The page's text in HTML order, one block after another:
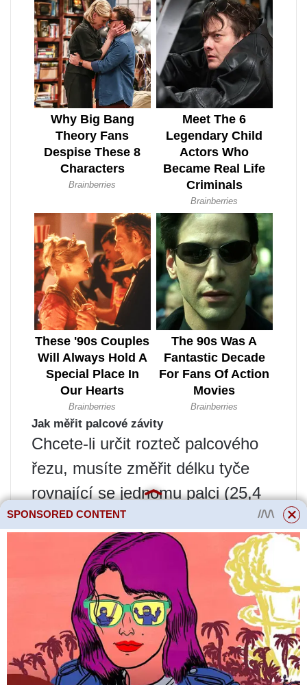
Jak měřit palcové závity
Chcete-li určit rozteč palcového
řezu, musíte změřit délku tyče
rovnající se jednomu palci (25,4
mm). Pro přesné měření je lepší
použít pravítko nebo posuvná
měřítka s palcovou stupnicí.
Počet závitů v této sekci bude
stoupání závitu.
Jak zjistit, o jaký druh palcového závitu se
jedná
Palcové závity mají stejný profil
SPONSORED CONTENT